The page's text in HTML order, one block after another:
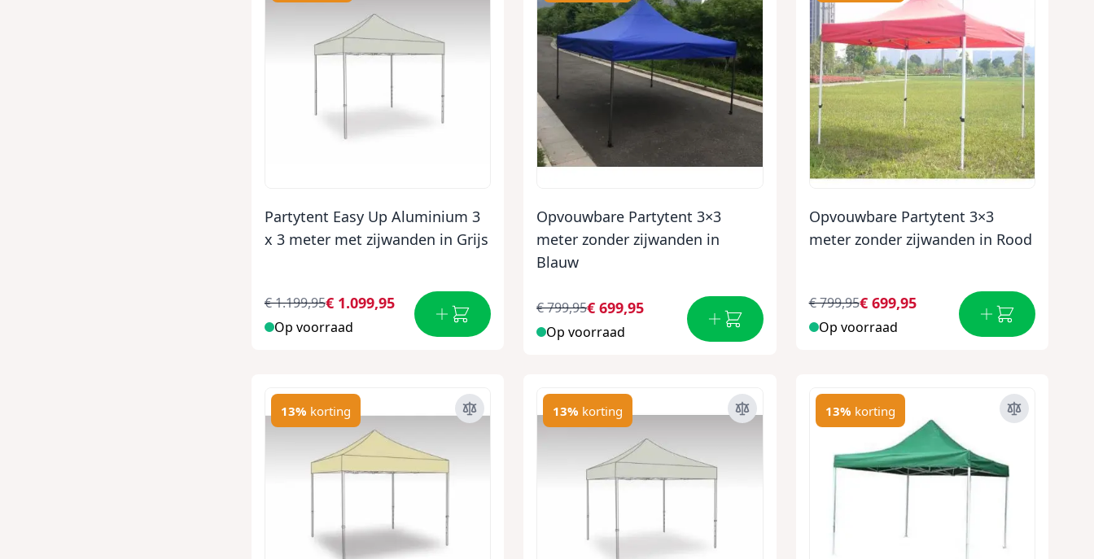
Partytent Easy Up Aluminium 3
x 3 meter met zijwanden in Grijs
€ 1.099,95
€ 1.199,95
Op voorraad
Opvouwbare Partytent 3×3
meter zonder zijwanden in
Blauw
€ 699,95
€ 799,95
Op voorraad
Opvouwbare Partytent 3×3
meter zonder zijwanden in Rood
€ 699,95
€ 799,95
Op voorraad
13% korting 13% korting 13% korting